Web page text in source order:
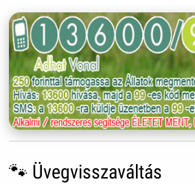
🐾 Üvegvisszaváltás